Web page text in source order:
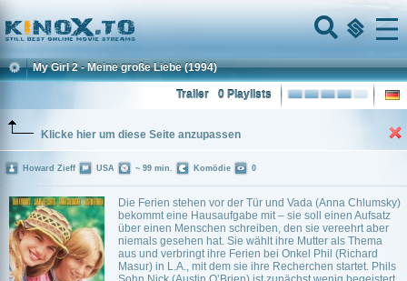
Home
Menu
My Girl 2 - Meine große Liebe (1994)
0 Playlists
Trailer
Klicke hier um diese Seite anzupassen
Die Ferien stehen vor der Tür und Vada (Anna Chlumsky)
bekommt eine Hausaufgabe mit – sie soll einen Aufsatz
über einen Menschen schreiben, den sie vereehrt aber
niemals gesehen hat. Sie wählt ihre Mutter als Thema
aus und verbringt ihre Ferien bei Onkel Phil (Richard
Masur) in L.A., mit dem sie ihre Recherchen startet. Phils
Howard Zieff USA ~ 99 min. Komödie 0